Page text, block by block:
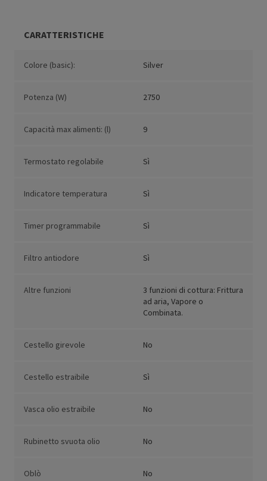
CARATTERISTICHE
Colore (basic): Silver
Potenza (W) 2750
Capacità max alimenti: (l) 9
Termostato regolabile Sì
Indicatore temperatura Sì
Timer programmabile Sì
Filtro antiodore Sì
Altre funzioni
3 funzioni di cottura: Frittura
ad aria, Vapore o
Combinata.
Cestello girevole No
Cestello estraibile Sì
Vasca olio estraibile No
Rubinetto svuota olio No
Oblò No